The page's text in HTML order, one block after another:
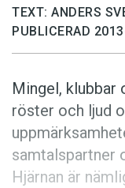
Anmäl till
Föreslå nyord
Annonsera
Prenumerera
Läs
Press
TEXT: ANDERS
PUBLICERAD
Mingel, klubbar
röster och ljud
samtalspartner
Hjärnan är